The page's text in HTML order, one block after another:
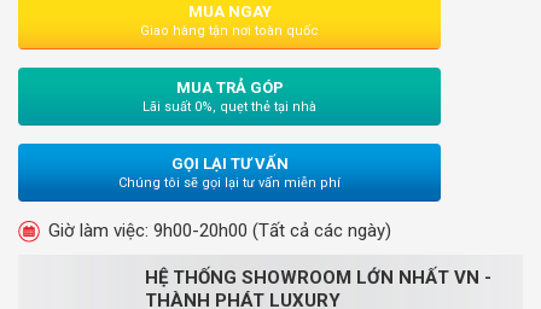
MUA NGAY
Giao hàng tận nơi toàn quốc
MUA TRẢ GÓP
Lãi suất 0%, quẹt thẻ tại nhà
GỌI LẠI TƯ VẤN
Chúng tôi sẽ gọi lại tư vấn miễn phí
Giờ làm việc: 9h00-20h00 (Tất cả các ngày)
HỆ THỐNG SHOWROOM LỚN NHẤT VN -
THÀNH PHÁT LUXURY